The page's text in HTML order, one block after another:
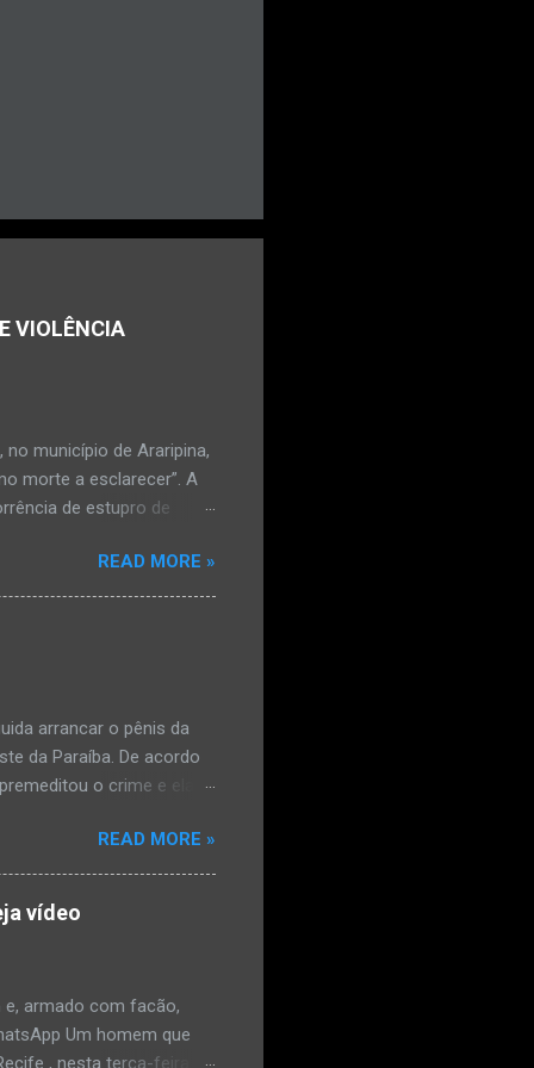
VIOLÊNCIA
município de Araripina,
morte a esclarecer”. A
de estupro de
a vítima estava
e vaginal. Os pais
READ MORE »
arrancar o pênis da
da Paraíba. De acordo
o crime e ela
também escreveu uma
o filho mais velho, fruto
família. Ela já havia
dele, a mulher ainda
READ MORE »
vídeo
armado com facão,
Um homem que
, nesta terça-feira